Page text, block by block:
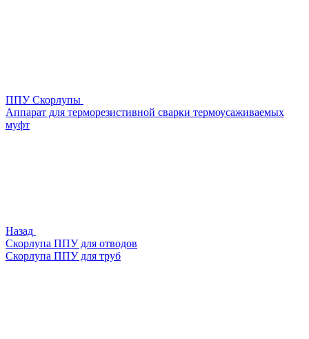
ППУ Скорлупы
Аппарат для терморезистивной сварки термоусаживаемых
муфт
Назад
Скорлупа ППУ для отводов
Скорлупа ППУ для труб